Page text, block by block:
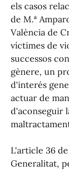
els casos
de M.ª
València de
víctimes de
successos
gènere, un
d'interés
actuar de
d'aconseguir
L'article 36
Generalitat,